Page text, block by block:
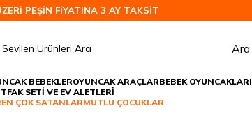
PEŞİN FİYATINA 3 AY TAKSİT
Ara
BEBEKLEROYUNCAK ARAÇLARBEBEK OYUNCAKLARI
SETİ VE EV ALETLERİ
EN ÇOK SATANLARMUTLU ÇOCUKLAR